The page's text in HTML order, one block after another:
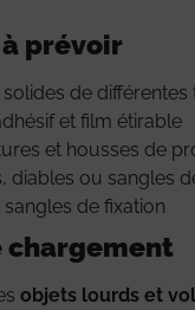
prévoir
de différentes
et film étirable
et housses de
diables ou sangles
sangles de fixation
chargement
objets lourds et